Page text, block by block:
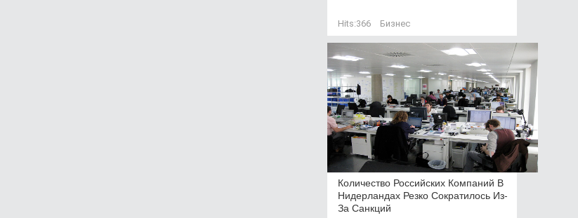
Hits:366 Бизнес
Количество Российских Компаний В
Нидерландах Резко Сократилось Из-
За Санкций